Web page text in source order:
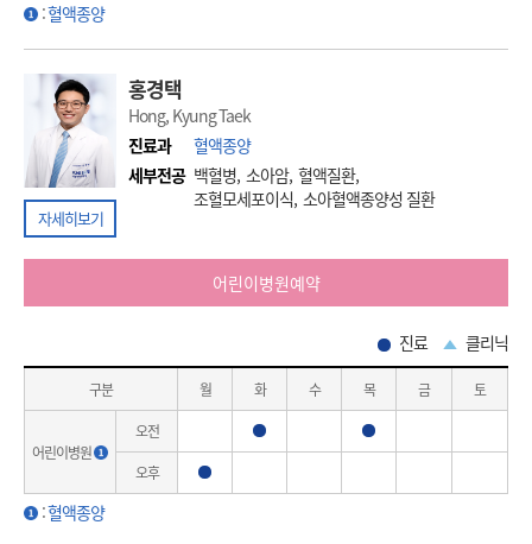
:혈액종양
자세히보기
홍경택
Hong, Kyung Taek
진료과
혈액종양
세부전공 백혈병, 소아암, 혈액질환,
조혈모세포이식, 소아혈액종양성 질환
어린이병원예약
진료 클리닉
구분 월 화 수 목 금 토
어린이병원
오전
오후
:혈액종양